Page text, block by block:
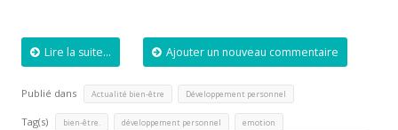
Lire la suite... Ajouter un nouveau commentaire
Publié dans Actualité bien-être Développement personnel
Tag(s) bien-être. développement personnel emotion